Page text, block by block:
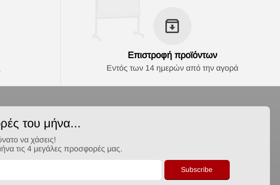
Επιστροφή προϊόντων
Εντός των 14 ημερών από την αγορά
του μήνα...
να χάσεις!
τις 4 μεγάλες προσφορές μας.
Subscribe